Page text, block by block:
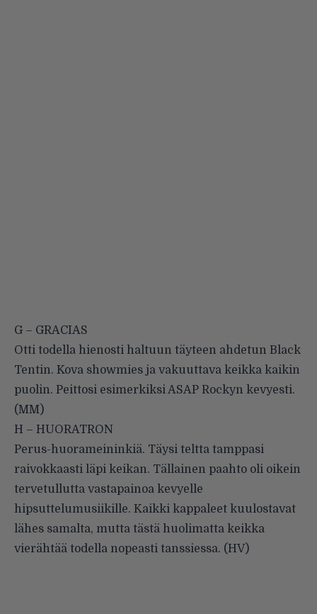
G – GRACIAS
Otti todella hienosti haltuun täyteen ahdetun Black
Tentin. Kova showmies ja vakuuttava keikka kaikin
puolin. Peittosi esimerkiksi ASAP Rockyn kevyesti.
(MM)
H – HUORATRON
Perus-huorameininkiä. Täysi teltta tamppasi
raivokkaasti läpi keikan. Tällainen paahto oli oikein
tervetullutta vastapainoa kevyelle
hipsuttelumusiikille. Kaikki kappaleet kuulostavat
lähes samalta, mutta tästä huolimatta keikka
vierähtää todella nopeasti tanssiessa. (HV)